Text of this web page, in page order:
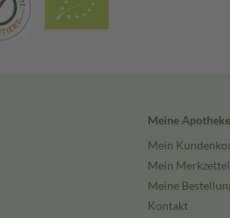
Meine Apotheke
Mein
Mein Merkzettel
Meine
Kontakt